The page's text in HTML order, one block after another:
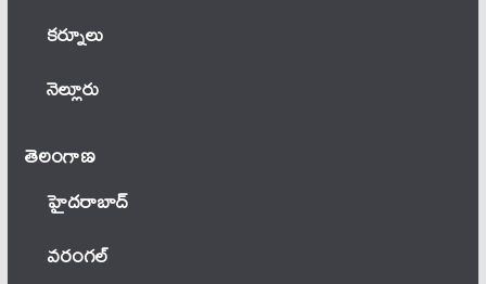
కర్నూలు
నెల్లూరు
తెలంగాణ‌
హైదరాబాద్
వ‌రంగ‌ల్